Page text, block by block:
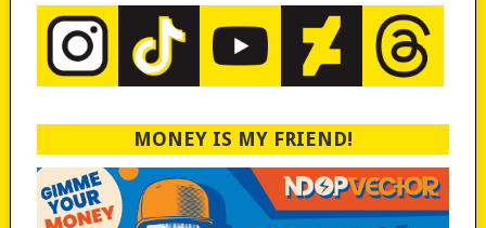
MONEY IS MY FRIEND!